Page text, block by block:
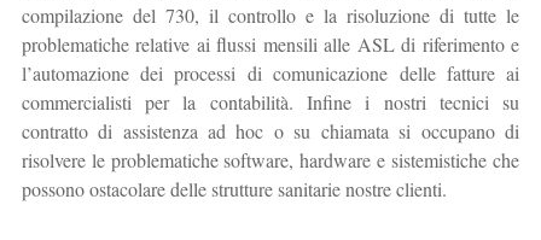
compilazione del 730, il controllo e la risoluzione di tutte le
problematiche relative ai flussi mensili alle ASL di riferimento e
l’automazione dei processi di comunicazione delle fatture ai
commercialisti per la contabilità. Infine i nostri tecnici su
contratto di assistenza ad hoc o su chiamata si occupano di
risolvere le problematiche software, hardware e sistemistiche che
possono ostacolare delle strutture sanitarie nostre clienti.